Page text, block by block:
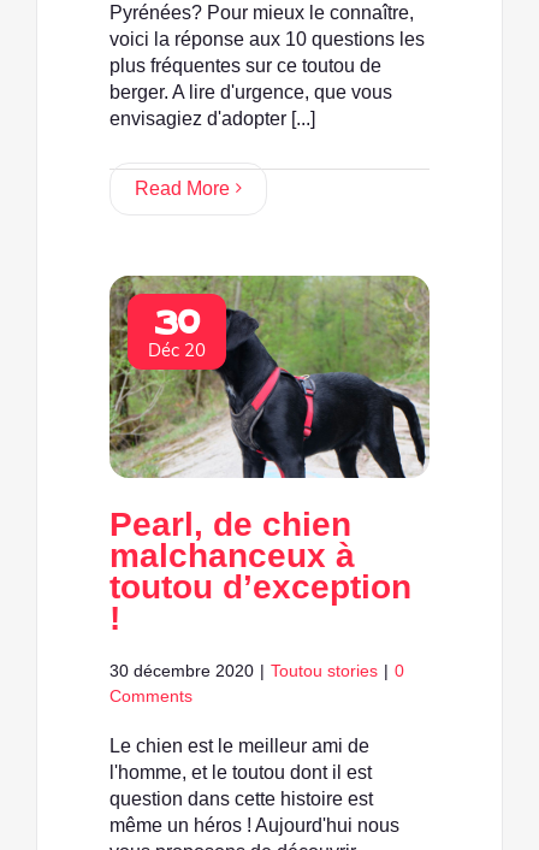
Pyrénées? Pour mieux le connaître,
voici la réponse aux 10 questions les
plus fréquentes sur ce toutou de
berger. A lire d'urgence, que vous
envisagiez d'adopter [...]
Read More
30
Déc 20
Pearl, de chien
malchanceux à
toutou d’exception
!
30 décembre 2020 | Toutou stories | 0
Comments
Le chien est le meilleur ami de
l'homme, et le toutou dont il est
question dans cette histoire est
même un héros ! Aujourd'hui nous